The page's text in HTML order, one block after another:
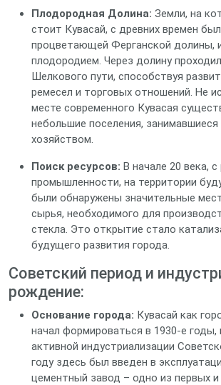
Плодородная Долина: Земли, на
стоит Кувасай, с древних времен
процветающей Ферганской долины,
плодородием. Через долину
Шелкового пути, способствуя
ремесел и торговых отношений. Не
месте современного Кувасая
небольшие поселения, занимавшиеся
хозяйством.
Поиск ресурсов: В начале 20 века,
промышленности, на территории
были обнаружены значительные
сырья, необходимого для
стекла. Это открытие стало
будущего развития города.
Советский период и
рождение:
Основание города: Кувасай как
начал формироваться в 1930-е годы,
активной индустриализации
году здесь был введен в
цементный завод – одно из первых